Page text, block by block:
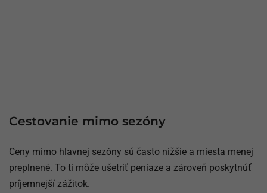
Cestovanie mimo sezóny
Ceny mimo hlavnej sezóny sú často nižšie a miesta menej
preplnené. To ti môže ušetriť peniaze a zároveň poskytnúť
príjemnejší zážitok.